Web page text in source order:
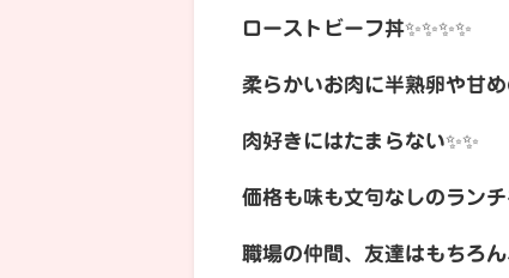
ローストビーフ丼✨✨✨✨
柔らかいお肉に半熟卵や甘
肉好きにはたまらない✨✨
価格も味も文句なしのランチ
職場の仲間、友達はもちろ